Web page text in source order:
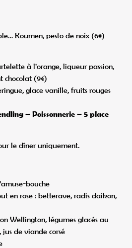
Koumen, pesto de noix (6€)
à l’orange, liqueur passion,
chocolat (9€)
glace vanille, fruits rouges
– Poissonnerie – 5 place
le dîner uniquement.
bouche
en rose : betterave, radis daikon,
Wellington, légumes glacés au
de viande corsé